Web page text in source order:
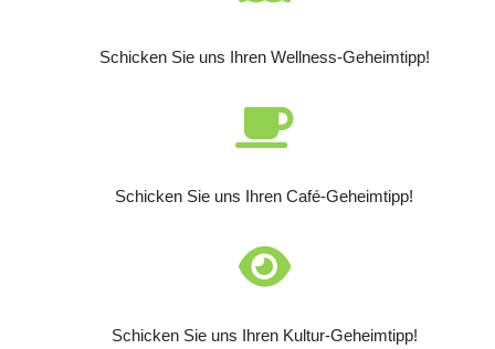
Schicken Sie uns Ihren Wellness-Geheimtipp!
Schicken Sie uns Ihren Café-Geheimtipp!
Schicken Sie uns Ihren Kultur-Geheimtipp!